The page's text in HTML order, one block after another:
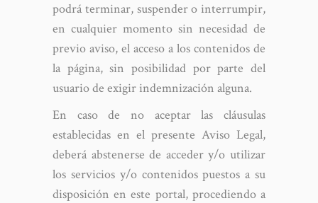
podrá terminar, suspender o interrumpir,
en cualquier momento sin necesidad de
previo aviso, el acceso a los contenidos de
la página, sin posibilidad por parte del
usuario de exigir indemnización alguna.
En caso de no aceptar las cláusulas
establecidas en el presente Aviso Legal,
deberá abstenerse de acceder y/o utilizar
los servicios y/o contenidos puestos a su
disposición en este portal, procediendo a